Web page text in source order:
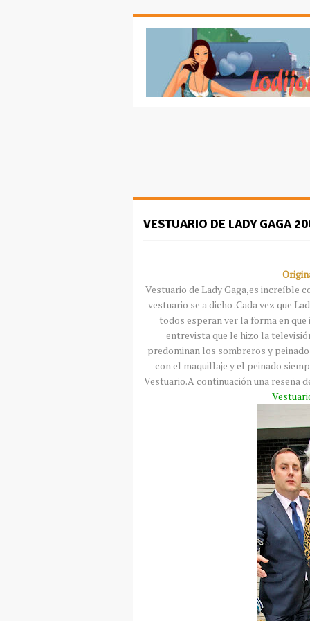
VESTUARIO DE LADY GAGA
Vestuario de Lady Gaga,es increíble
vestuario se a dicho .Cada vez que
todos esperan ver la forma en que
entrevista que le hizo la
predominan los sombreros y
con el maquillaje y el peinado
Vestuario.A continuación una reseña